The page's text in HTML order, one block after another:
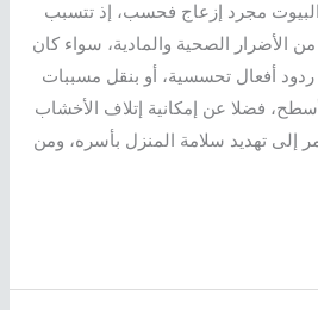
مجرد إزعاج فحسب، إذ تتسبب
الأضرار الصحية والمادية، سواء كان
أفعال تحسسية، أو بنقل مسببات
فضلا عن إمكانية إتلاف الأخشاب
إلى تهديد سلامة المنزل بأسره، ومن